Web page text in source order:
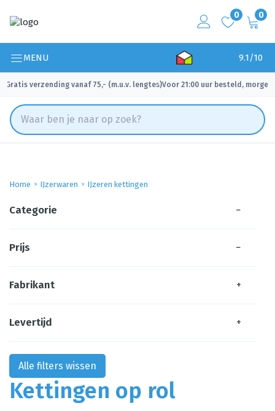
0 0
MENU 9.1/10
Gratis verzending vanaf 75,- (m.u.v. lengtes)
✓ Voor 21:00 uur besteld, morgen
Home IJzerwaren IJzeren kettingen
Kettingen op rol
Categorie −
Prijs −
Fabrikant +
Levertijd +
Alle filters wissen